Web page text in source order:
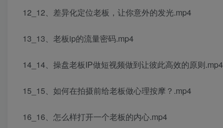
12_12、差异化定位老板，让你意外的发光.mp4
13_13、老板ip的流量密码.mp4
14_14、操盘老板IP做短视频做到让彼此高效的原则.mp4
15_15、如何在拍摄前给老板做心理按摩？.mp4
16_16、怎么样打开一个老板的内心.mp4